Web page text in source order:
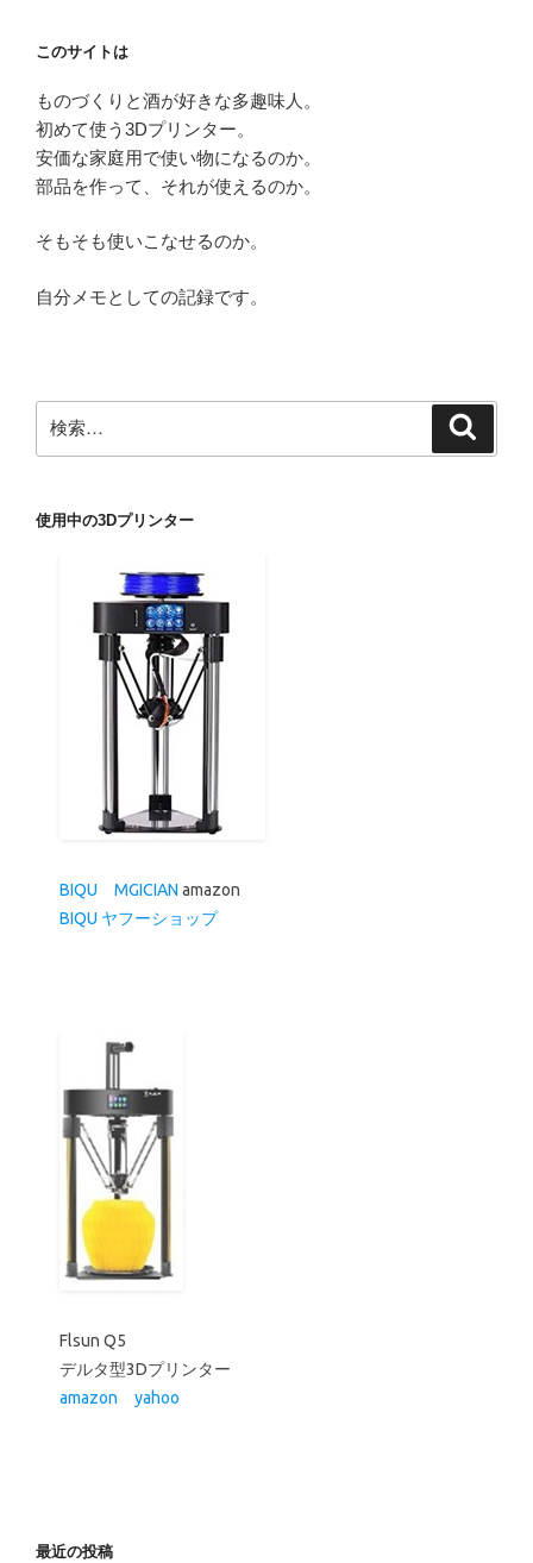
このサイトは
ものづくりと酒が好きな多趣味人。
初めて使う3Dプリンター。
安価な家庭用で使い物になるのか。
部品を作って、それが使えるのか。
そもそも使いこなせるのか。
自分メモとしての記録です。
索:
使用中の3Dプリンター
最近の投稿